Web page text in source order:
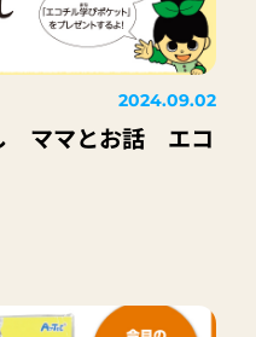
2024.09.02
ママとお話 エコ